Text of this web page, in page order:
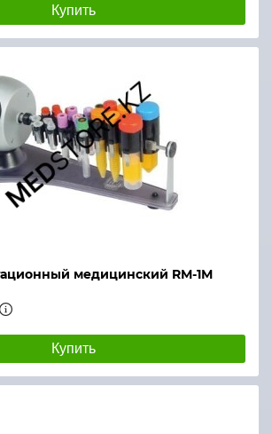
Купить
медицинский RМ-1М
Купить